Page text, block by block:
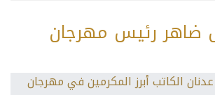
ضاهر رئيس مهرجان